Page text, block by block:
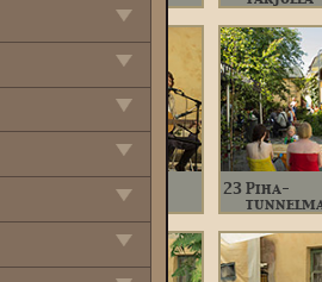
Karppi ja
Halmetoja
23 Piha-